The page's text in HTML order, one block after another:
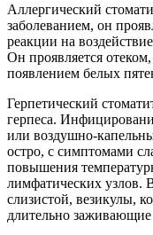
Аллергический
заболеванием, он
реакции на
Он проявляется
появлением белых
Герпетический
герпеса.
или воздушно-
остро, с симптомами
повышения
лимфатических узлов.
слизистой, везикулы,
длительно заживающие